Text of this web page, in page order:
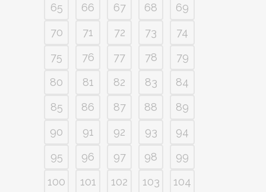
65
66 67 68
69
70
71 72 73
74
75
76 77 78
79
80
81 82 83
84
85
86 87 88
89
90
91 92 93
94
95
96 97 98
99
100
101 102 103
104